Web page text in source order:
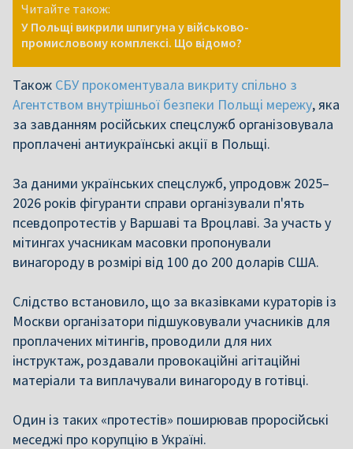
Читайте також:
У Польщі викрили шпигуна у військово-
промисловому комплексі. Що відомо?
Також СБУ прокоментувала викриту спільно з
Агентством внутрішньої безпеки Польщі мережу, яка
за завданням російських спецслужб організовувала
проплачені антиукраїнські акції в Польщі.
За даними українських спецслужб, упродовж 2025–
2026 років фігуранти справи організували п'ять
псевдопротестів у Варшаві та Вроцлаві. За участь у
мітингах учасникам масовки пропонували
винагороду в розмірі від 100 до 200 доларів США.
Слідство встановило, що за вказівками кураторів із
Москви організатори підшуковували учасників для
проплачених мітингів, проводили для них
інструктаж, роздавали провокаційні агітаційні
матеріали та виплачували винагороду в готівці.
Один із таких «протестів» поширював проросійські
меседжі про корупцію в Україні.